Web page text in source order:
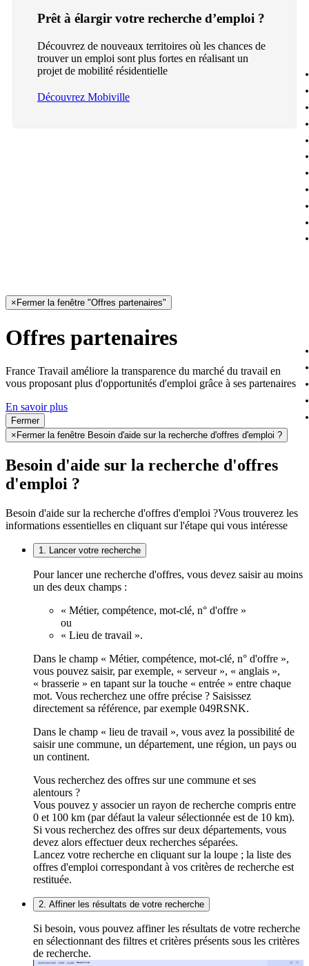
Prêt à élargir votre recherche d’emploi ?
Découvrez de nouveaux territoires où les chances de
trouver un emploi sont plus fortes en réalisant un
projet de mobilité résidentielle
Découvrez Mobiville
× Fermer la fenêtre "Offres partenaires"
Offres partenaires
France Travail améliore la transparence du marché du travail en
vous proposant plus d'opportunités d'emploi grâce à ses partenaires
En savoir plus
Fermer
× Fermer la fenêtre Besoin d'aide sur la recherche d'offres d'emploi ?
Besoin d'aide sur la recherche d'offres
d'emploi ?
Besoin d'aide sur la recherche d'offres d'emploi ?Vous trouverez les
informations essentielles en cliquant sur l'étape qui vous intéresse
1. Lancer votre recherche
Pour lancer une recherche d'offres, vous devez saisir au moins
un des deux champs :
« Métier, compétence, mot-clé, n° d'offre »
ou
« Lieu de travail ».
Dans le champ « Métier, compétence, mot-clé, n° d'offre »,
vous pouvez saisir, par exemple, « serveur », « anglais »,
« brasserie » en tapant sur la touche « entrée » entre chaque
mot. Vous recherchez une offre précise ? Saisissez
directement sa référence, par exemple 049RSNK.
Dans le champ « lieu de travail », vous avez la possibilité de
saisir une commune, un département, une région, un pays ou
un continent.
Vous recherchez des offres sur une commune et ses
alentours ?
Vous pouvez y associer un rayon de recherche compris entre
0 et 100 km (par défaut la valeur sélectionnée est de 10 km).
Si vous recherchez des offres sur deux départements, vous
devez alors effectuer deux recherches séparées.
Lancez votre recherche en cliquant sur la loupe ; la liste des
offres d'emploi correspondant à vos critères de recherche est
restituée.
2. Affiner les résultats de votre recherche
Si besoin, vous pouvez affiner les résultats de votre recherche
en sélectionnant des filtres et critères présents sous les critères
de recherche.